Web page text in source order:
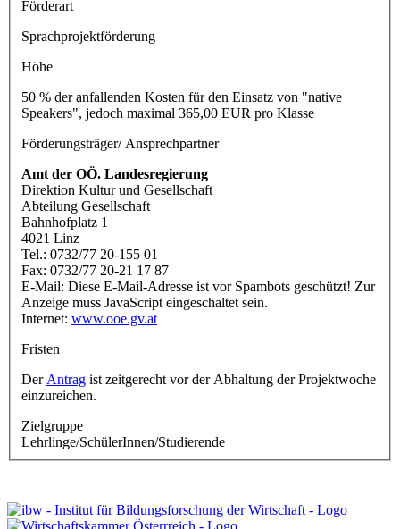
Förderart
Sprachprojektförderung
Höhe
50 % der anfallenden Kosten für den Einsatz von "native
Speakers", jedoch maximal 365,00 EUR pro Klasse
Förderungsträger/ Ansprechpartner
Amt der OÖ. Landesregierung
Direktion Kultur und Gesellschaft
Abteilung Gesellschaft
Bahnhofplatz 1
4021 Linz
Tel.: 0732/77 20-155 01
Fax: 0732/77 20-21 17 87
E-Mail: Diese E-Mail-Adresse ist vor Spambots geschützt! Zur
Anzeige muss JavaScript eingeschaltet sein.
Internet: www.ooe.gv.at
Fristen
Der Antrag ist zeitgerecht vor der Abhaltung der Projektwoche
einzureichen.
Zielgruppe
Lehrlinge/SchülerInnen/Studierende